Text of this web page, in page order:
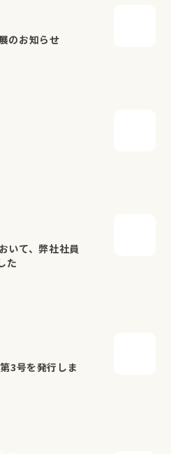
のお知らせ
いて、弊社社員
た
3号を発行しま